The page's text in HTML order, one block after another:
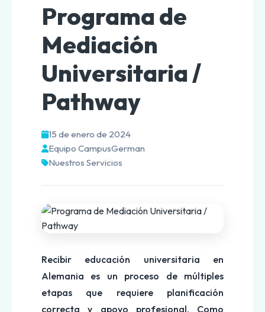
Programa de
Mediación
Universitaria /
Pathway
15 de enero de 2024
Equipo CampusGerman
Nuestros Servicios
Recibir educación universitaria en
Alemania es un proceso de múltiples
etapas que requiere planificación
correcta y apoyo profesional. Como